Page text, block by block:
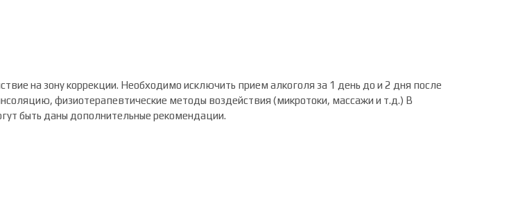
на зону коррекции. Необходимо исключить прием алкоголя за 1 день до и 2 дня после
физиотерапевтические методы воздействия (микротоки, массажи и т.д.) В
быть даны дополнительные рекомендации.